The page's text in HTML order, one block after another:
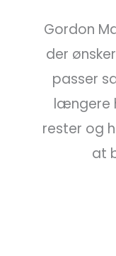
Gordon
der
passer
længere
rester og
at